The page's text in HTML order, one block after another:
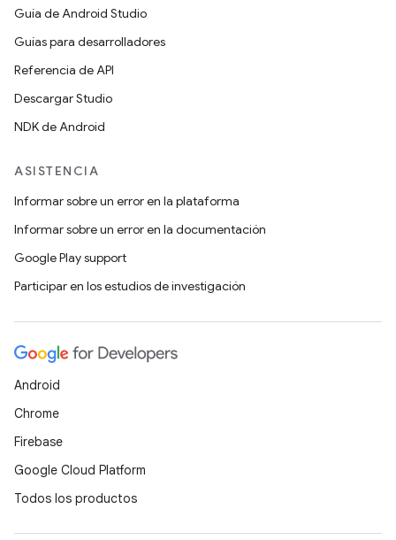
Guía de Android Studio
Guías para desarrolladores
Referencia de API
Descargar Studio
NDK de Android
ASISTENCIA
Informar sobre un error en la plataforma
Informar sobre un error en la documentación
Google Play support
Participar en los estudios de investigación
Android
Chrome
Firebase
Google Cloud Platform
Todos los productos